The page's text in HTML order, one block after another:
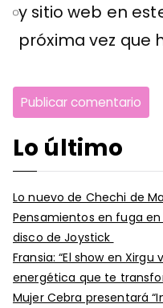
y sitio web en
próxima vez que
Lo último
Lo nuevo de Chechi de
Pensamientos en fuga en
disco de Joystick
Fransia: “El show en
energética que te
Mujer Cebra presentará